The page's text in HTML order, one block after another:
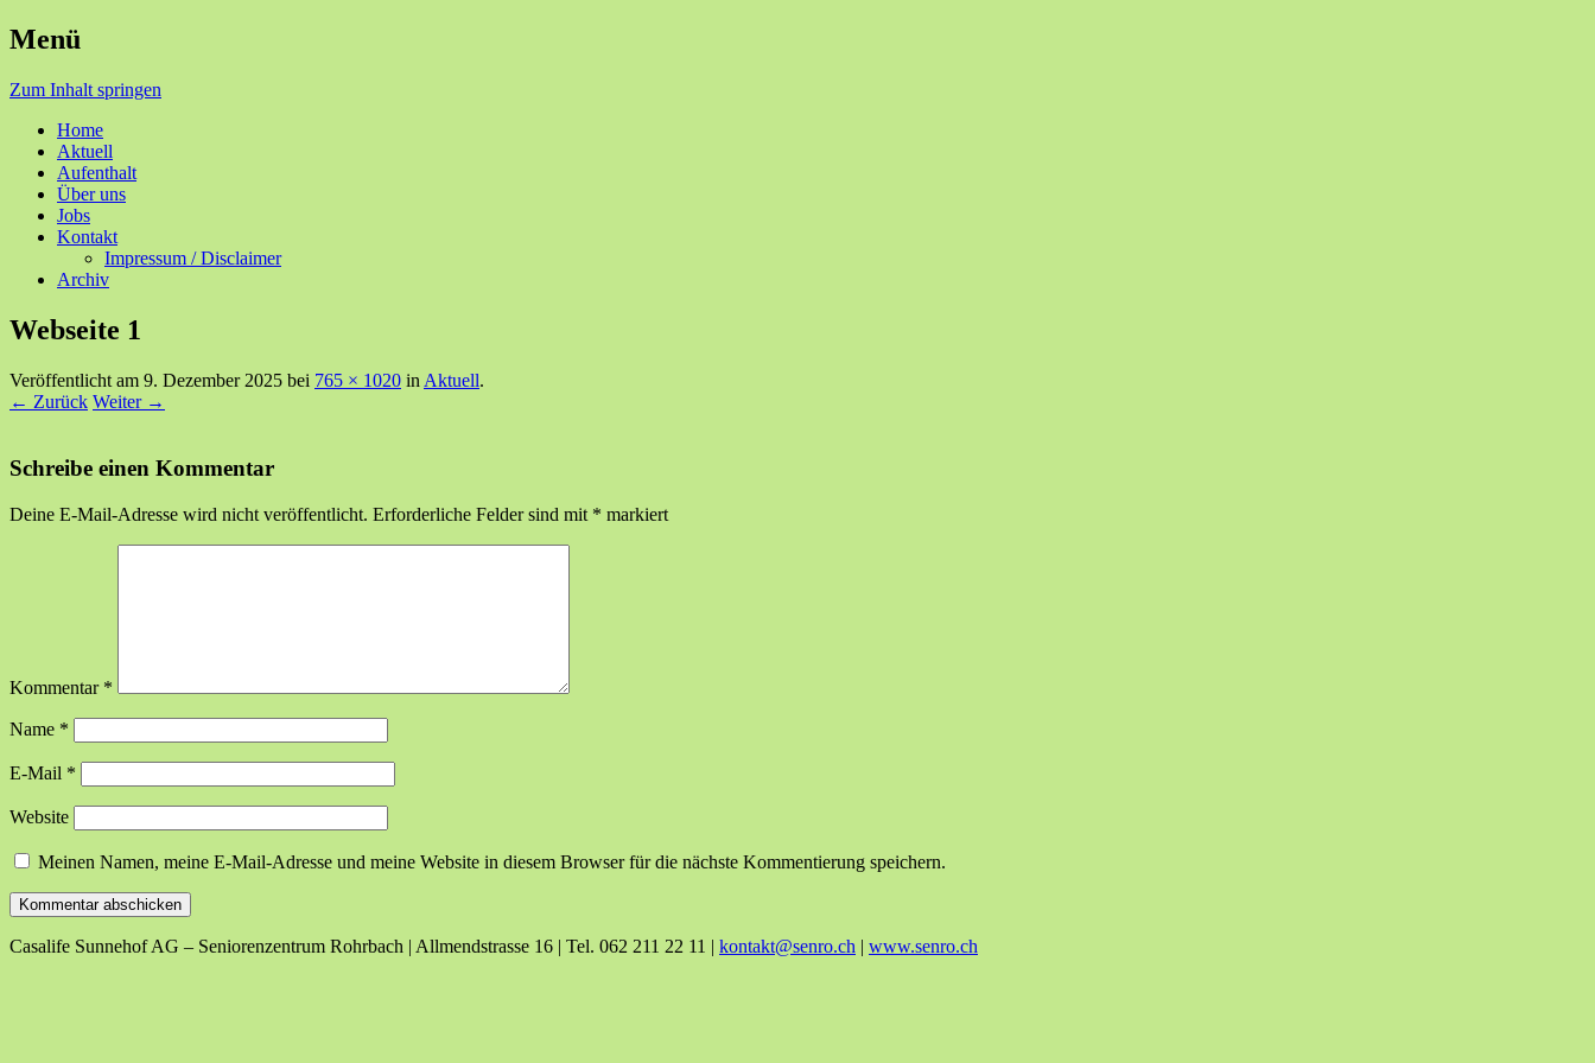
Menü
Zum Inhalt springen
Home
Aktuell
Aufenthalt
Über uns
Jobs
Kontakt
Impressum / Disclaimer
Archiv
Webseite 1
Veröffentlicht am 9. Dezember 2025 bei 765 × 1020 in Aktuell.
← Zurück Weiter →
Schreibe einen Kommentar
Deine E-Mail-Adresse wird nicht veröffentlicht. Erforderliche Felder sind mit * markiert
Kommentar *
Name *
E-Mail *
Website
Meinen Namen, meine E-Mail-Adresse und meine Website in diesem Browser für die nächste Kommentierung speichern.
Casalife Sunnehof AG – Seniorenzentrum Rohrbach | Allmendstrasse 16 | Tel. 062 211 22 11 | kontakt@senro.ch | www.senro.ch